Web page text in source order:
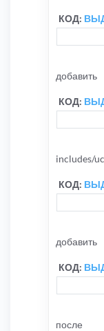
КОД:
добавить
КОД:
includes/
КОД:
добавить
КОД:
после